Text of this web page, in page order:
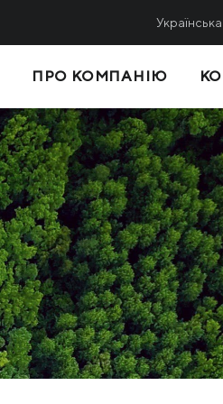
Метінвест-СМЦ
Metinvest
Metinvest Polska
Українська
ПРО КОМПАНІЮ